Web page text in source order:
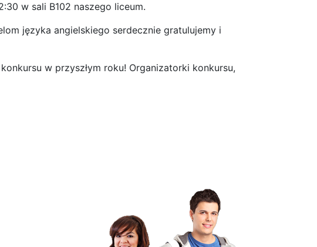
w sali B102 naszego liceum.
języka angielskiego serdecznie gratulujemy i
w przyszłym roku! Organizatorki konkursu,